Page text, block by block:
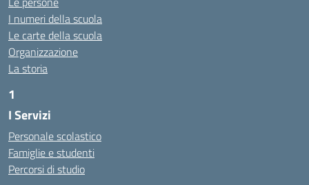
I numeri della scuola
Le carte della scuola
Organizzazione
La storia
1
https://alwacomputer.id/contact/
https://blog.heptanalytics.com/flask-plotly-dashboard/
https://cambui.flyworld.com.br/
http://cl.rmuti.net/
I Servizi
Personale scolastico
Famiglie e studenti
Percorsi di studio